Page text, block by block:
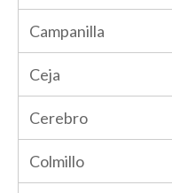
Campanilla
Ceja
Cerebro
Colmillo